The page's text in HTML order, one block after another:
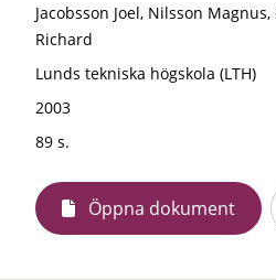
Jacobsson Joel, Nilsson
Richard
Lunds tekniska högskola (LTH)
2003
89 s.
Öppna dokument